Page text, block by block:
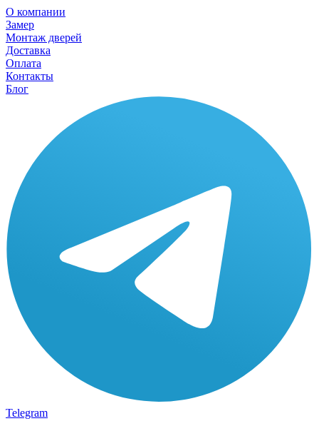
О компании
Замер
Монтаж дверей
Доставка
Оплата
Контакты
Блог
Telegram